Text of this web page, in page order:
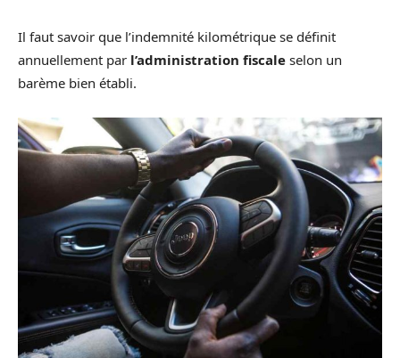
Il faut savoir que l’indemnité kilométrique se définit
annuellement par l’administration fiscale selon un
barème bien établi.